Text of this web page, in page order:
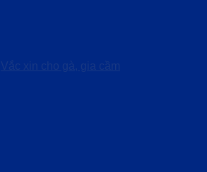
Vắc xin cho gà, gia cầm